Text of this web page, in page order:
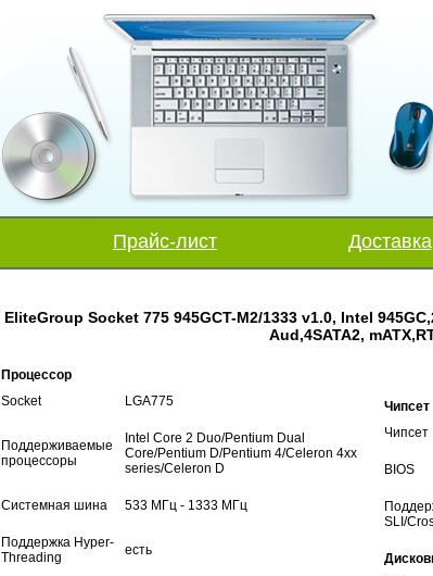
Прайс-лист Доставка
EliteGroup Socket 775 945GCT-M2/1333 v1.0, Intel
Aud,4SATA2,
Процессор
Socket
LGA775
Поддерживаемые
процессоры
Intel Core 2 Duo/Pentium Dual
Core/Pentium D/Pentium 4/Celeron 4xx
series/Celeron D
Системная шина 533 МГц - 1333 МГц
Поддержка Hyper-
Threading
есть
Чипсет
Чипсет
BIOS
SLI/